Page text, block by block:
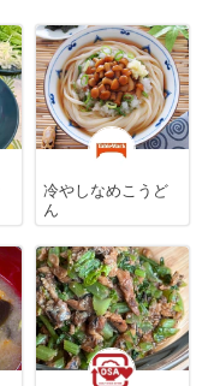
冷やしなめこうど
ん